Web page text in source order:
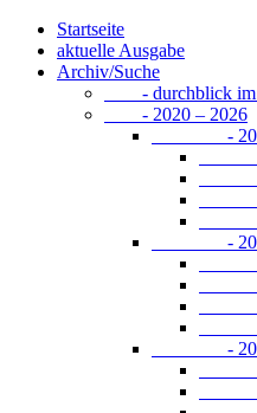
Startseite
aktuelle Ausgabe
Archiv/Suche
- durchblick im
- 2020 – 2026
-
-
-
-
-
-
-
-
-
-
-
-
-